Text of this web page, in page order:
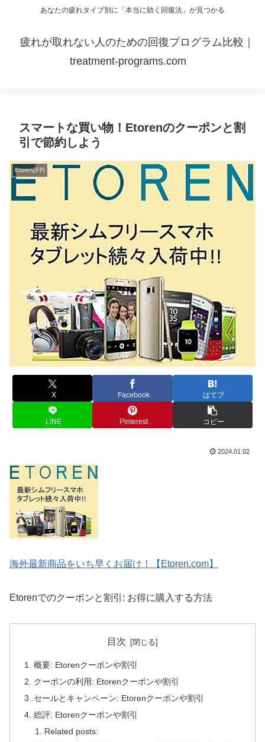
あなたの疲れタイプ別に「本当に効く回復法」が見つかる
疲れが取れない人のための回復プログラム比較｜
treatment-programs.com
スマートな買い物！Etorenのクーポンと割
引で節約しよう
Etoren評判
X Facebook はてブ
LINE Pinterest コピー
2024.01.02
海外最新商品をいち早くお届け！【Etoren.com】
Etorenでのクーポンと割引: お得に購入する方法
目次
概要: Etorenクーポンや割引
クーポンの利用: Etorenクーポンや割引
セールとキャンペーン: Etorenクーポンや割引
総評: Etorenクーポンや割引
Related posts: